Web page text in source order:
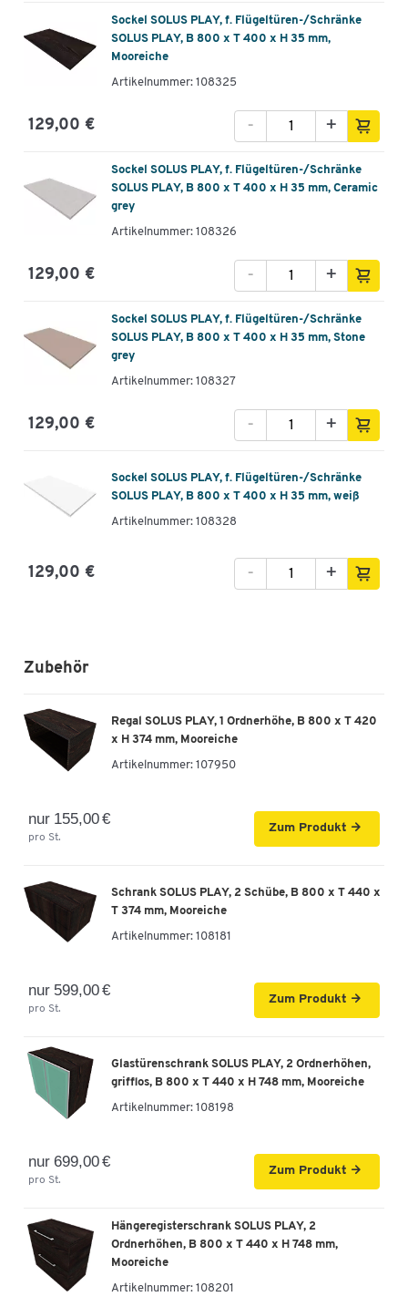
Sockel SOLUS PLAY, f. Flügeltüren-/Schränke
SOLUS PLAY, B 800 x T 400 x H 35 mm,
Mooreiche
Artikelnummer: 108325
129,00 € +
-
Sockel SOLUS PLAY, f. Flügeltüren-/Schränke
SOLUS PLAY, B 800 x T 400 x H 35 mm, Ceramic
grey
Artikelnummer: 108326
129,00 € +
-
Sockel SOLUS PLAY, f. Flügeltüren-/Schränke
SOLUS PLAY, B 800 x T 400 x H 35 mm, Stone
grey
Artikelnummer: 108327
129,00 € +
-
Sockel SOLUS PLAY, f. Flügeltüren-/Schränke
SOLUS PLAY, B 800 x T 400 x H 35 mm, weiß
Artikelnummer: 108328
129,00 € +
-
Zubehör
Regal SOLUS PLAY, 1 Ordnerhöhe, B 800 x T 420
x H 374 mm, Mooreiche
Artikelnummer: 107950
nur 155,00 €
pro St.
Zum Produkt
Schrank SOLUS PLAY, 2 Schübe, B 800 x T 440 x
T 374 mm, Mooreiche
Artikelnummer: 108181
nur 599,00 €
pro St.
Zum Produkt
Glastürenschrank SOLUS PLAY, 2 Ordnerhöhen,
grifflos, B 800 x T 440 x H 748 mm, Mooreiche
Artikelnummer: 108198
nur 699,00 €
pro St.
Zum Produkt
Hängeregisterschrank SOLUS PLAY, 2
Ordnerhöhen, B 800 x T 440 x H 748 mm,
Mooreiche
Artikelnummer: 108201